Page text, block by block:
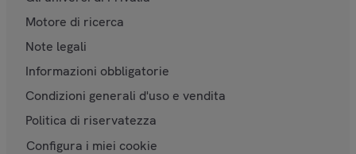
Motore di ricerca
Note legali
Informazioni obbligatorie
Condizioni generali d'uso e vendita
Politica di riservatezza
Configura i miei cookie